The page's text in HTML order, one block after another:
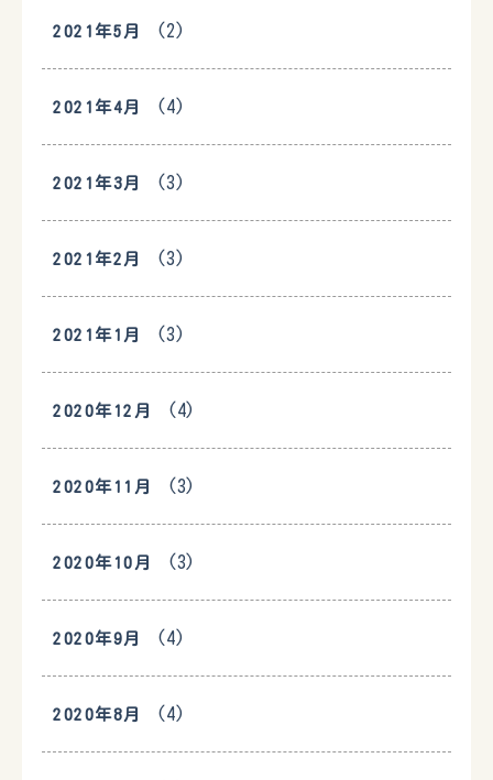
2021年5月 (2)
2021年4月 (4)
2021年3月 (3)
2021年2月 (3)
2021年1月 (3)
2020年12月 (4)
2020年11月 (3)
2020年10月 (3)
2020年9月 (4)
2020年8月 (4)